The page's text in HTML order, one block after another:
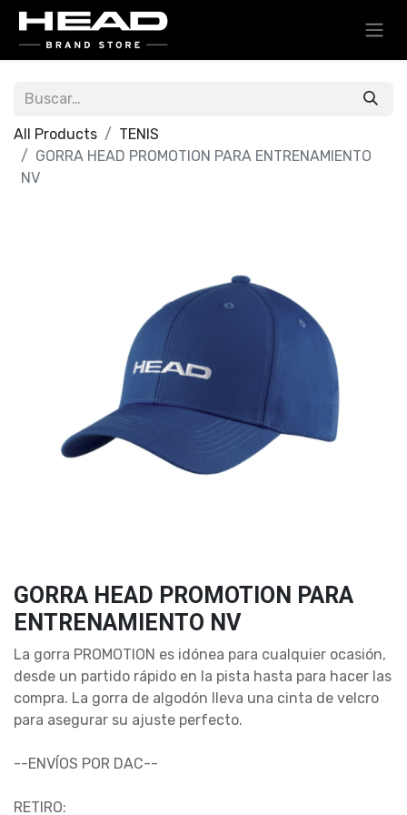
All Products
TENIS
GORRA HEAD PROMOTION PARA ENTRENAMIENTO
NV
GORRA HEAD PROMOTION PARA
ENTRENAMIENTO NV
La gorra PROMOTION es idónea para cualquier ocasión,
desde un partido rápido en la pista hasta para hacer las
compra. La gorra de algodón lleva una cinta de velcro
para asegurar su ajuste perfecto.
--ENVÍOS POR DAC--
RETIRO: